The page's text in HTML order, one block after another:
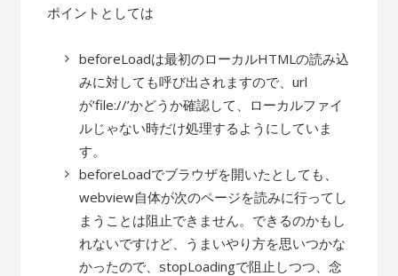
ポイントとしては
beforeLoadは最初のローカルHTMLの読み込
みに対しても呼び出されますので、url
が’file://’かどうか確認して、ローカルファイ
ルじゃない時だけ処理するようにしていま
す。
beforeLoadでブラウザを開いたとしても、
webview自体が次のページを読みに行ってし
まうことは阻止できません。できるのかもし
れないですけど、うまいやり方を思いつかな
かったので、stopLoadingで阻止しつつ、念